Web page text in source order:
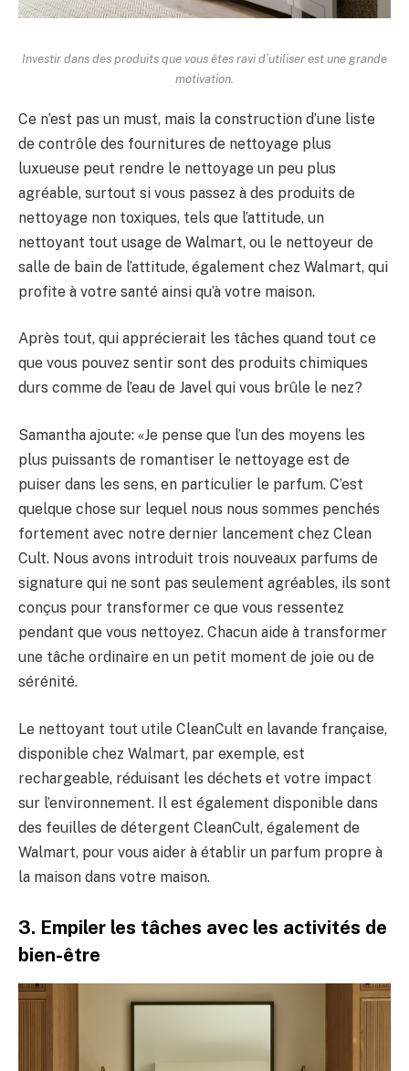
Investir dans des produits que vous êtes ravi d’utiliser est une grande
motivation.
Ce n’est pas un must, mais la construction d’une liste
de contrôle des fournitures de nettoyage plus
luxueuse peut rendre le nettoyage un peu plus
agréable, surtout si vous passez à des produits de
nettoyage non toxiques, tels que l’attitude, un
nettoyant tout usage de Walmart, ou le nettoyeur de
salle de bain de l’attitude, également chez Walmart, qui
profite à votre santé ainsi qu’à votre maison.
Après tout, qui apprécierait les tâches quand tout ce
que vous pouvez sentir sont des produits chimiques
durs comme de l’eau de Javel qui vous brûle le nez?
Samantha ajoute: «Je pense que l’un des moyens les
plus puissants de romantiser le nettoyage est de
puiser dans les sens, en particulier le parfum. C’est
quelque chose sur lequel nous nous sommes penchés
fortement avec notre dernier lancement chez Clean
Cult. Nous avons introduit trois nouveaux parfums de
signature qui ne sont pas seulement agréables, ils sont
conçus pour transformer ce que vous ressentez
pendant que vous nettoyez. Chacun aide à transformer
une tâche ordinaire en un petit moment de joie ou de
sérénité.
Le nettoyant tout utile CleanCult en lavande française,
disponible chez Walmart, par exemple, est
rechargeable, réduisant les déchets et votre impact
sur l’environnement. Il est également disponible dans
des feuilles de détergent CleanCult, également de
Walmart, pour vous aider à établir un parfum propre à
la maison dans votre maison.
3. Empiler les tâches avec les activités de
bien-être